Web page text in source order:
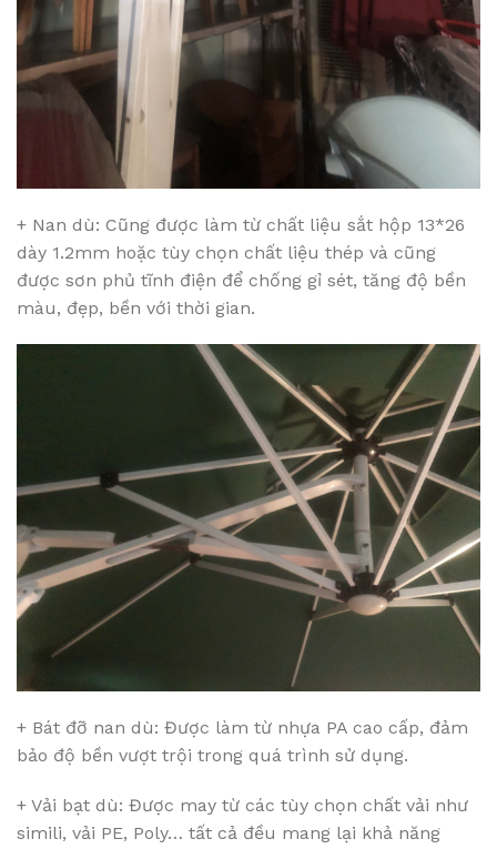
+ Nan dù: Cũng được làm từ chất liệu sắt hộp 13*26
dày 1.2mm hoặc tùy chọn chất liệu thép và cũng
được sơn phủ tĩnh điện để chống gỉ sét, tăng độ bền
màu, đẹp, bền với thời gian.
+ Bát đỡ nan dù: Được làm từ nhựa PA cao cấp, đảm
bảo độ bền vượt trội trong quá trình sử dụng.
+ Vải bạt dù: Được may từ các tùy chọn chất vải như
simili, vải PE, Poly… tất cả đều mang lại khả năng